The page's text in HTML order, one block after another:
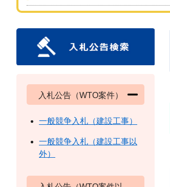
入札公告（WTO案件）
一般競争入札（建設工事）
一般競争入札（建設工事以
外）